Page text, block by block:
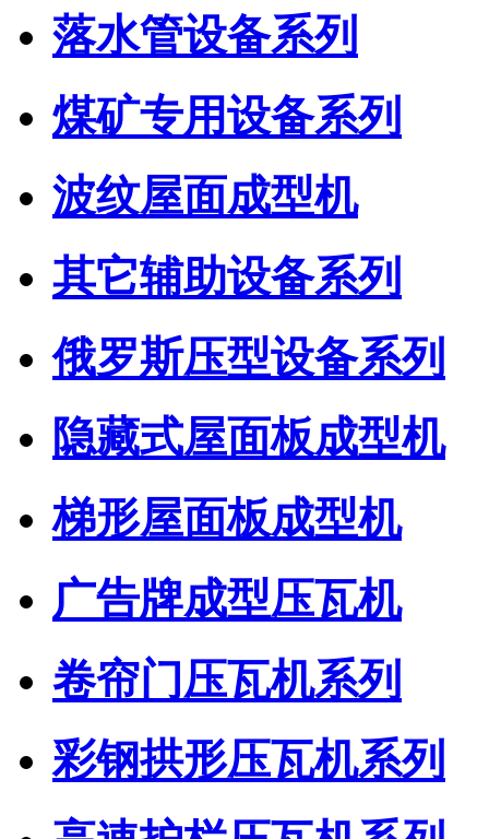
落水管设备系列
煤矿专用设备系列
波纹屋面成型机
其它辅助设备系列
俄罗斯压型设备系列
隐藏式屋面板成型机
梯形屋面板成型机
广告牌成型压瓦机
卷帘门压瓦机系列
彩钢拱形压瓦机系列